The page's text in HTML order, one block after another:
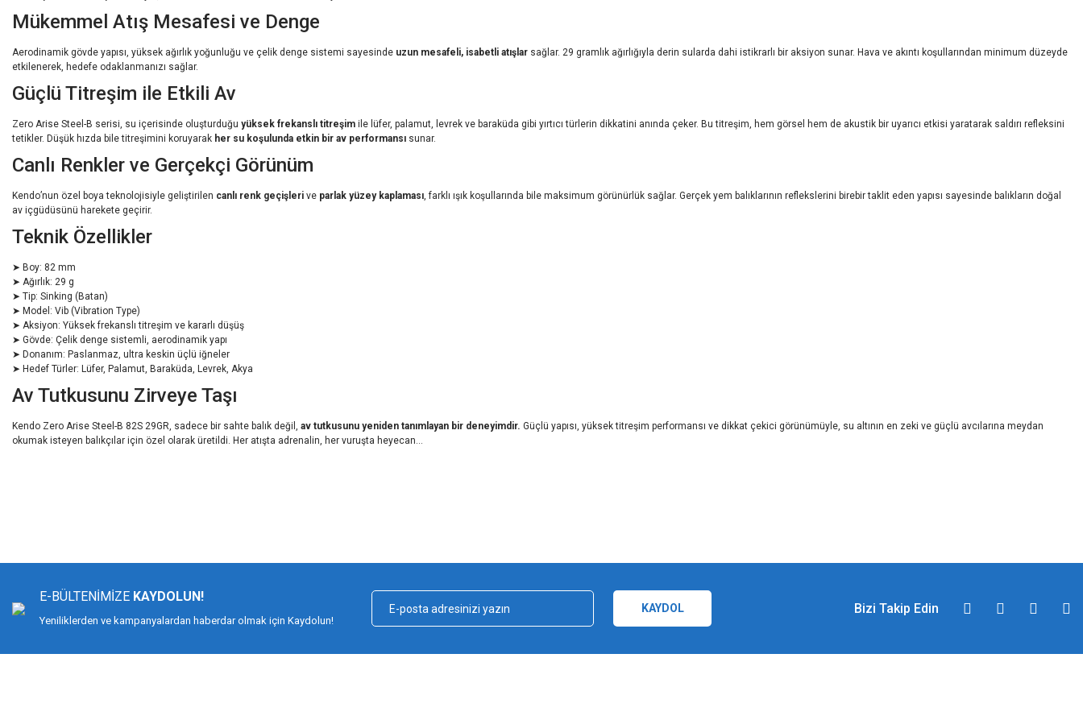
Mükemmel Atış Mesafesi ve Denge
Aerodinamik gövde yapısı, yüksek ağırlık yoğunluğu ve çelik denge sistemi sayesinde uzun mesafeli, isabetli atışlar sağlar. 29 gramlık ağırlığıyla derin sularda dahi istikrarlı bir aksiyon sunar. Hava ve akıntı koşullarından minimum düzeyde
etkilenerek, hedefe odaklanmanızı sağlar.
Güçlü Titreşim ile Etkili Av
Zero Arise Steel-B serisi, su içerisinde oluşturduğu yüksek frekanslı titreşim ile lüfer, palamut, levrek ve baraküda gibi yırtıcı türlerin dikkatini anında çeker. Bu titreşim, hem görsel hem de akustik bir uyarıcı etkisi yaratarak saldırı refleksini
tetikler. Düşük hızda bile titreşimini koruyarak her su koşulunda etkin bir av performansı sunar.
Canlı Renkler ve Gerçekçi Görünüm
Kendo’nun özel boya teknolojisiyle geliştirilen canlı renk geçişleri ve parlak yüzey kaplaması, farklı ışık koşullarında bile maksimum görünürlük sağlar. Gerçek yem balıklarının reflekslerini birebir taklit eden yapısı sayesinde balıkların doğal
av içgüdüsünü harekete geçirir.
Teknik Özellikler
➤ Boy: 82 mm
➤ Ağırlık: 29 g
➤ Tip: Sinking (Batan)
➤ Model: Vib (Vibration Type)
➤ Aksiyon: Yüksek frekanslı titreşim ve kararlı düşüş
➤ Gövde: Çelik denge sistemli, aerodinamik yapı
➤ Donanım: Paslanmaz, ultra keskin üçlü iğneler
➤ Hedef Türler: Lüfer, Palamut, Baraküda, Levrek, Akya
Av Tutkusunu Zirveye Taşı
Kendo Zero Arise Steel-B 82S 29GR, sadece bir sahte balık değil, av tutkusunu yeniden tanımlayan bir deneyimdir. Güçlü yapısı, yüksek titreşim performansı ve dikkat çekici görünümüyle, su altının en zeki ve güçlü avcılarına meydan
okumak isteyen balıkçılar için özel olarak üretildi. Her atışta adrenalin, her vuruşta heyecan…
Ürün açıklamasında eksik bilgiler bulunuyor.
E-BÜLTENİMİZE KAYDOLUN!
Yeniliklerden ve kampanyalardan haberdar olmak için Kaydolun!
KAYDOL Bizi Takip Edin